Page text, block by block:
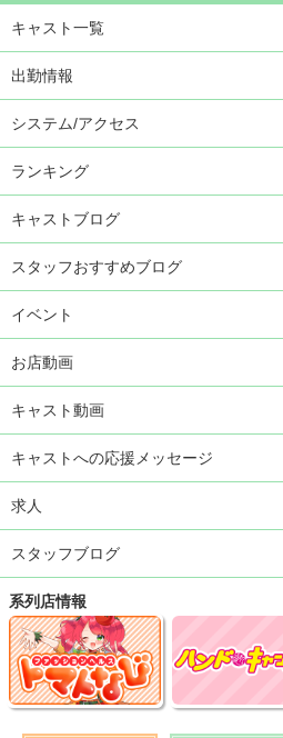
キャスト一覧
出勤情報
システム/アクセス
ランキング
キャストブログ
スタッフおすすめブログ
イベント
お店動画
キャスト動画
キャストへの応援メッセージ
求人
スタッフブログ
系列店情報